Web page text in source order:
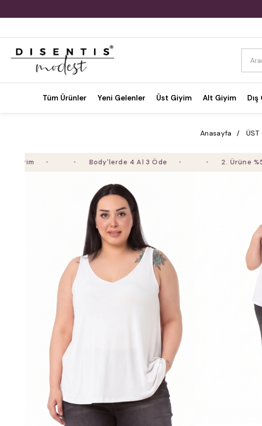
Tüm Ürünler Yeni Gelenler Üst Giyim Alt Giyim
Anasayfa ÜST
Body'lerde 4 Al 3 Öde 2. Ürüne %50